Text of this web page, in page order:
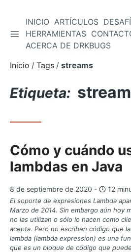
Saltar
contenido
ALTERNAR BARRA LATERAL
INICIO ARTÍCULOS
HERRAMIENTAS
ACERCA DE DRKBUGS
Inicio
Tags streams
Etiqueta:
Cómo y cuándo
lambdas en Java
8 de septiembre de 2020 - 12
El soporte de expresiones Lambda
Marzo de 2014. Sin embargo aún hoy
no las utilizan o sólo lo hacen como
acepta. Pero no escriben código que
lambda (lambda expression) es una
que es un bloque de código que